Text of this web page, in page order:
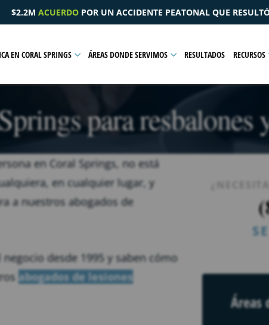
QUE RESULTÓ EN UNA LESIÓN PÉLVICA
EN CORAL SPRINGS ÁREAS DONDE SERVIMOS RESULTADOS RECURSOS
para resbalones
en Coral Springs, no está
en cualquier lugar, y
a nuestros abogados de
desde 1995 y saben cómo
abogados de lesiones
Áreas